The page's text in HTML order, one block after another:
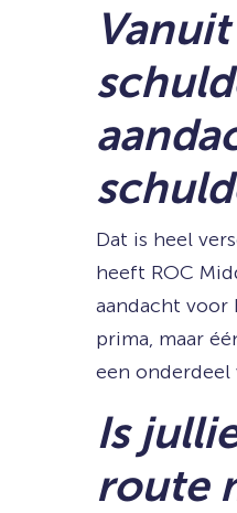
Dat is heel
heeft ROC
aandacht voor
prima, maar
een onderdeel
Is
route